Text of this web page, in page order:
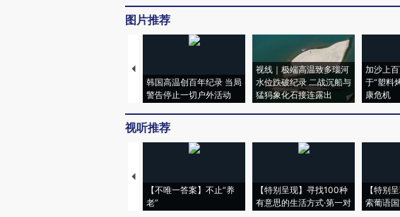
图片推荐
韩国高温创百年纪录 当局
警告停止一切户外活动
视线｜极端高温致多瑙河
水位跌破纪录 二战沉船与
猛犸象化石接连露出
加沙上
于“塑料
康危机
视听推荐
【不唯一答案】不止“养
老”
【特别呈现】寻找100种
有意思的生活方式·第一对
【特别
索葡语